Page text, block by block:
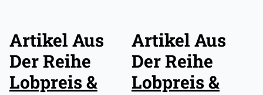
Artikel Aus
Der Reihe
Lobpreis &
Artikel Aus
Der Reihe
Lobpreis &